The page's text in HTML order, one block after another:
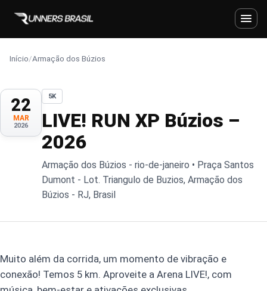
Início/Armação dos Búzios
22
MAR
2026
5K
LIVE! RUN XP Búzios –
2026
Armação dos Búzios - rio-de-janeiro • Praça Santos
Dumont - Lot. Triangulo de Buzios, Armação dos
Búzios - RJ, Brasil
Muito além da corrida, um momento de vibração e
conexão! Temos 5 km. Aproveite a Arena LIVE!, com